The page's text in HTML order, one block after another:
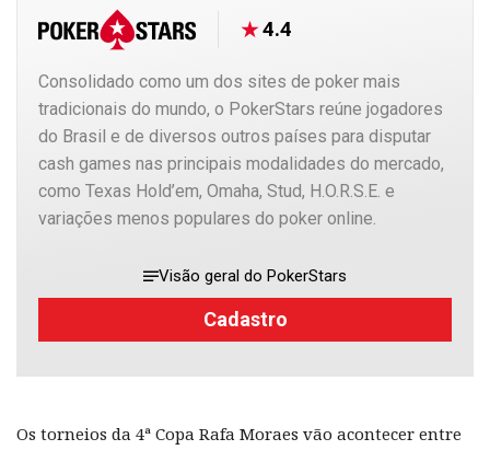
4.4
Consolidado como um dos sites de poker mais
tradicionais do mundo, o PokerStars reúne jogadores
do Brasil e de diversos outros países para disputar
cash games nas principais modalidades do mercado,
como Texas Hold’em, Omaha, Stud, H.O.R.S.E. e
variações menos populares do poker online.
Visão geral do PokerStars
Cadastro
Os torneios da 4ª Copa Rafa Moraes vão acontecer entre